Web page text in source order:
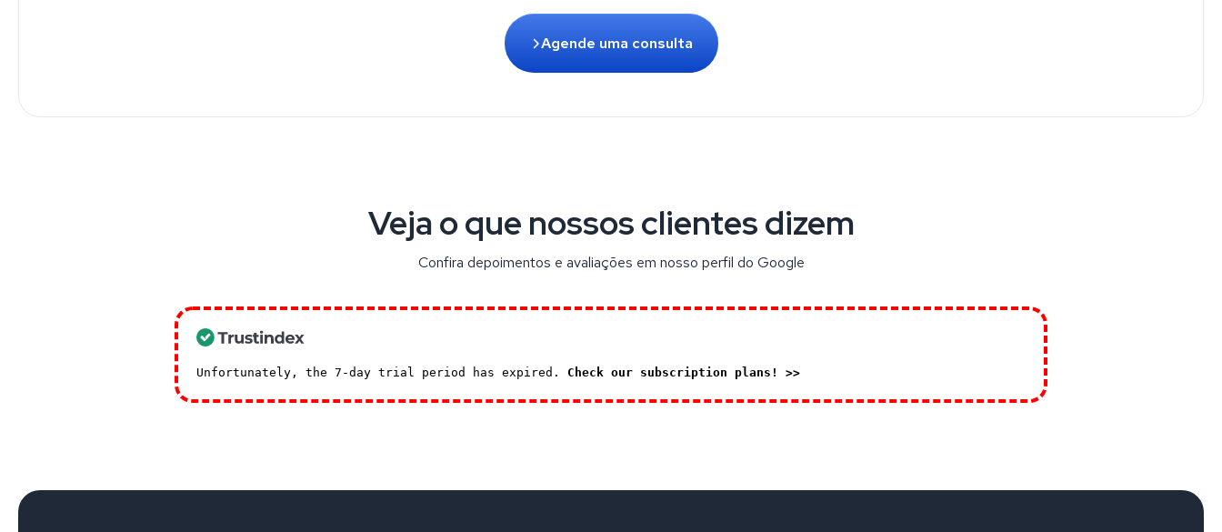
Agende uma consulta
Veja o que nossos clientes dizem
Confira depoimentos e avaliações em nosso perfil do Google
Unfortunately, the 7-day trial period has expired. Check our subscription plans! >>